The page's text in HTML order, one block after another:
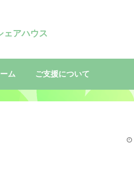
ェアハウス
ム ご支援について